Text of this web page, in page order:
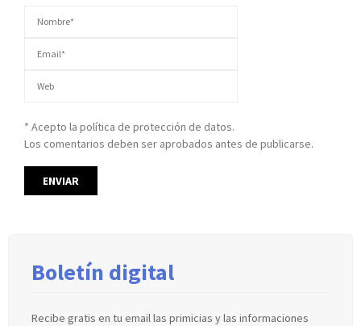
* Acepto la política de protección de datos.
Los comentarios deben ser aprobados antes de publicarse.
Boletín digital
Recibe gratis en tu email las primicias y las informaciones